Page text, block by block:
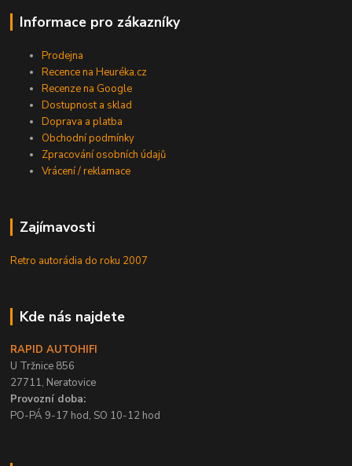
Informace pro zákazníky
Prodejna
Recence na Heuréka.cz
Recenze na Google
Dostupnost a sklad
Doprava a platba
Obchodní podmínky
Zpracování osobních údajů
Vrácení / reklamace
Zajímavosti
Retro autorádia do roku 2007
Kde nás najdete
RAPID AUTOHIFI
U Tržnice 856
27711, Neratovice
Provozní doba:
PO-PÁ 9-17 hod, SO 10-12 hod